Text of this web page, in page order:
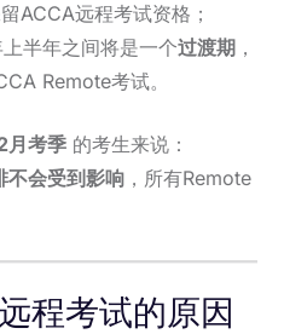
ACCA远程考试资格；
半年之间将是一个过渡期 ，
Remote考试。
月考季 的考生来说：
不会受到影响 ，所有Remote
程考试的原因